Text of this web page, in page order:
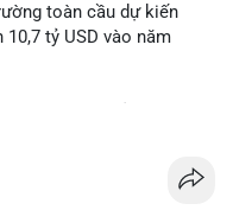
sát thêm 2-4 giờ sau
động theo cảm xúc.
biến động mạnh.
toàn cầu dự kiến
tỷ USD vào năm
vượt bậc này? Hãy cùng